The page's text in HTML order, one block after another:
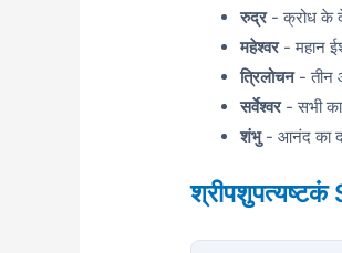
रुद्र- क्रोध के
महेश्वर- महान
त्रिलोचन- तीन
सर्वेश्वर- सभी का
शंभु- आनंद का